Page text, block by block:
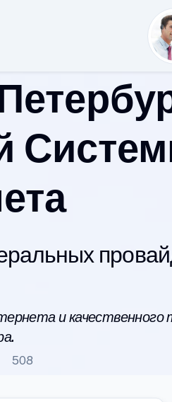
и
508